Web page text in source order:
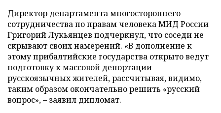
Директор департамента многостороннего
сотрудничества по правам человека МИД России
Григорий Лукьянцев подчеркнул, что соседи не
скрывают своих намерений. «В дополнение к
этому прибалтийские государства открыто ведут
подготовку к массовой депортации
русскоязычных жителей, рассчитывая, видимо,
таким образом окончательно решить «русский
вопрос», – заявил дипломат.